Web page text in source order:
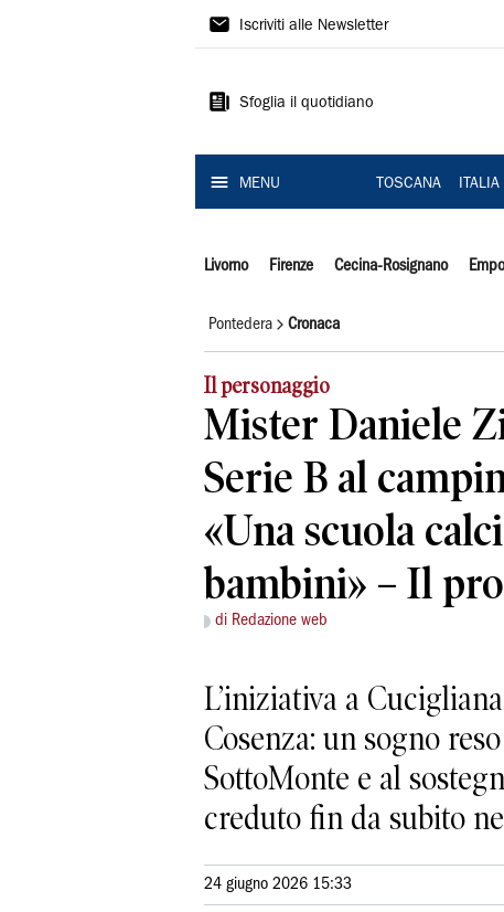
Il
Iscriviti alle Newsletter
Sfoglia il quotidiano
MENU TOSCANA ITALIA
Livorno Firenze Cecina-Rosignano
Pontedera Cronaca
Il personaggio
Mister Daniele
Serie B al
«Una scuola
bambini» – Il
di Redazione web
L’iniziativa a
Cosenza: un sogno
SottoMonte e al
creduto fin da subito
24 giugno 2026 15:33